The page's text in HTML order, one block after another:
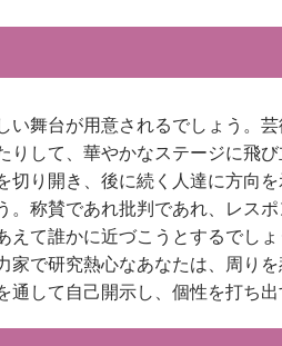
い舞台が用意されるでしょう。
して、華やかなステージに飛
り開き、後に続く人達に方向
称賛であれ批判であれ、レス
て誰かに近づこうとするでし
で研究熱心なあなたは、周り
して自己開示し、個性を打ち出